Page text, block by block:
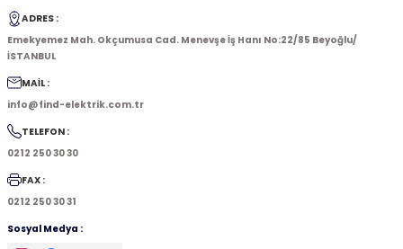
ADRES :
Emekyemez Mah. Okçumusa Cad. Menevşe İş Hanı No:22/85 Beyoğlu/
İSTANBUL
MAİL :
info@find-elektrik.com.tr
TELEFON :
0212 250 30 30
FAX :
0212 250 30 31
Sosyal Medya :